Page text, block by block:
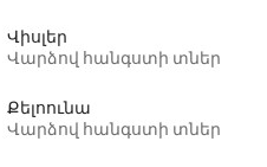
Վիսլեր
Վարձով հանգստի տներ
Քելոունա
Վարձով հանգստի տներ